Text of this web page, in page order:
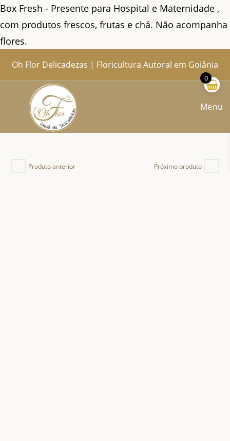
Box Fresh - Presente para Hospital e Maternidade ,
com produtos frescos, frutas e chá. Não acompanha
flores.
para
o
Oh Flor Delicadezas | Floricultura Autoral em Goiânia
Menu
Produto anterior Próximo produto
0